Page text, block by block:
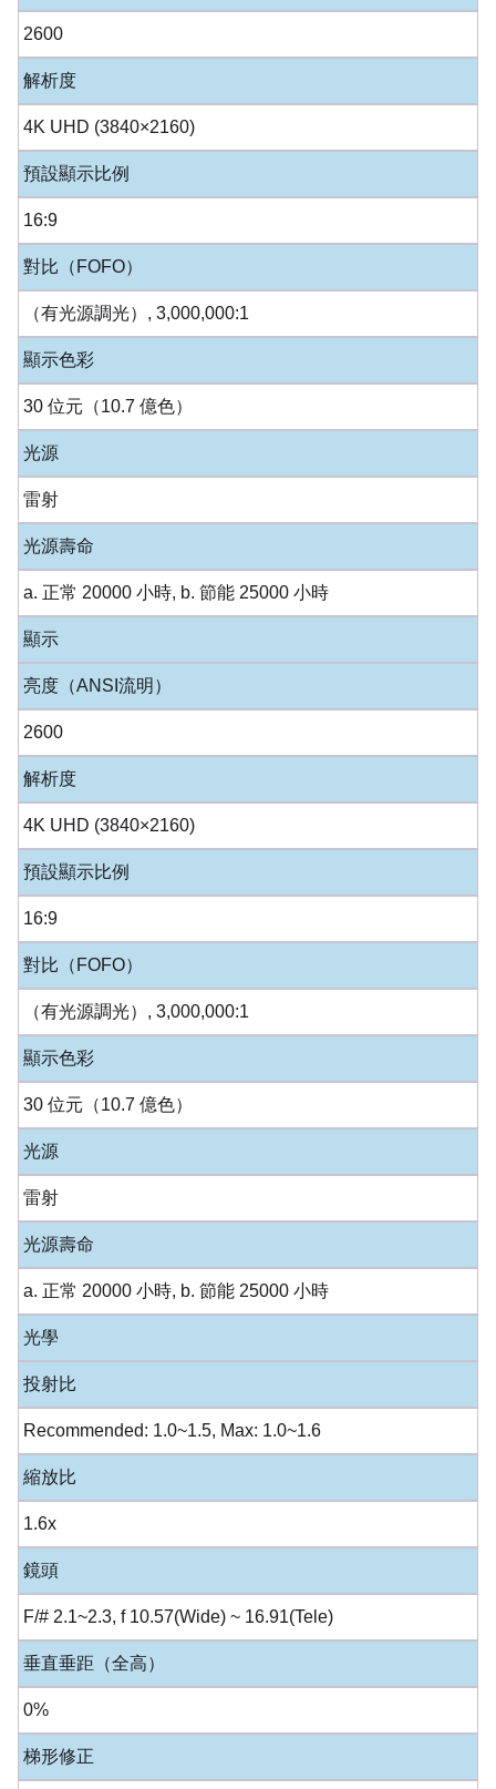
2600
解析度
4K UHD (3840×2160)
預設顯示比例
16:9
對比（FOFO）
（有光源調光）, 3,000,000:1
顯示色彩
30 位元（10.7 億色）
光源
雷射
光源壽命
a. 正常 20000 小時, b. 節能 25000 小時
顯示
亮度（ANSI流明）
2600
解析度
4K UHD (3840×2160)
預設顯示比例
16:9
對比（FOFO）
（有光源調光）, 3,000,000:1
顯示色彩
30 位元（10.7 億色）
光源
雷射
光源壽命
a. 正常 20000 小時, b. 節能 25000 小時
光學
投射比
Recommended: 1.0~1.5, Max: 1.0~1.6
縮放比
1.6x
鏡頭
F/# 2.1~2.3, f 10.57(Wide) ~ 16.91(Tele)
垂直垂距（全高）
0%
梯形修正